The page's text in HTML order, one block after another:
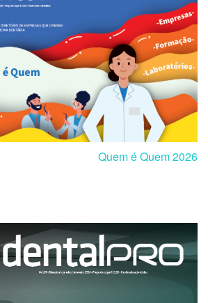
Quem é Quem 2026